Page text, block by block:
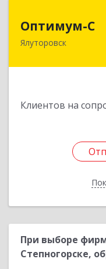
Оптимум-С
Ялуторовск
Клиентов на
При выборе
Степногорске,